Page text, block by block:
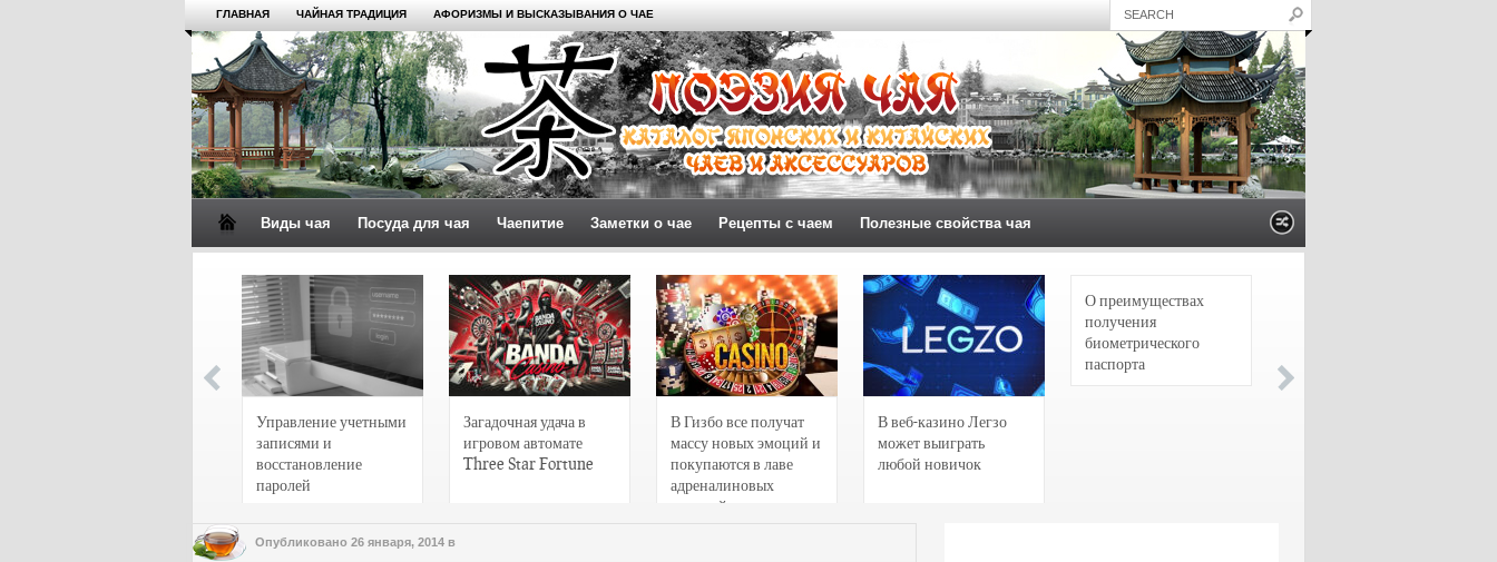
ГЛАВНАЯ ЧАЙНАЯ ТРАДИЦИЯ АФОРИЗМЫ И ВЫСКАЗЫВАНИЯ О ЧАЕ
Виды чая Посуда для чая Чаепитие Заметки о чае Рецепты с чаем Полезные свойства чая
Управление учетными
записями и
восстановление
паролей
Загадочная удача в
игровом автомате
Three Star Fortune
В Гизбо все получат
массу новых эмоций и
покупаются в лаве
адреналиновых
страстей
В веб-казино Легзо
может выиграть
любой новичок
О преимуществах
получения
биометрического
паспорта
Опубликовано 26 января, 2014 в